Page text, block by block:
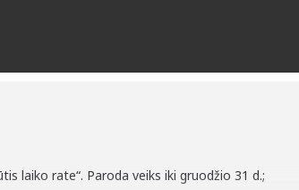
laiko rate“. Paroda veiks iki gruodžio 31 d.;